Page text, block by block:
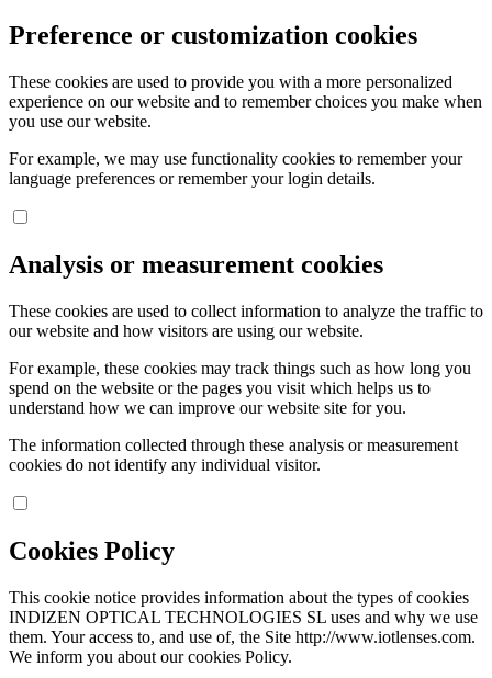
Preference or customization cookies
These cookies are used to provide you with a more personalized
experience on our website and to remember choices you make when
you use our website.
For example, we may use functionality cookies to remember your
language preferences or remember your login details.
Analysis or measurement cookies
These cookies are used to collect information to analyze the traffic to
our website and how visitors are using our website.
For example, these cookies may track things such as how long you
spend on the website or the pages you visit which helps us to
understand how we can improve our website site for you.
The information collected through these analysis or measurement
cookies do not identify any individual visitor.
Cookies Policy
This cookie notice provides information about the types of cookies
INDIZEN OPTICAL TECHNOLOGIES SL uses and why we use
them. Your access to, and use of, the Site http://www.iotlenses.com.
We inform you about our cookies Policy.